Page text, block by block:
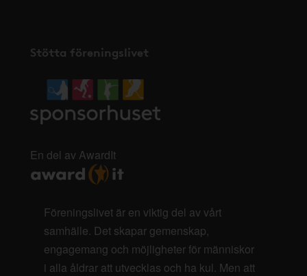
Stötta föreningslivet
En del av AwardIt
Föreningslivet är en viktig del av vårt
samhälle. Det skapar gemenskap,
engagemang och möjligheter för människor
i alla åldrar att utvecklas och ha kul. Men att